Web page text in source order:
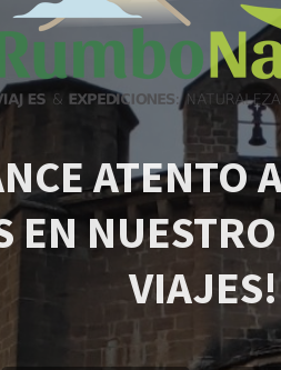
ATENTO
EN
VIAJES!